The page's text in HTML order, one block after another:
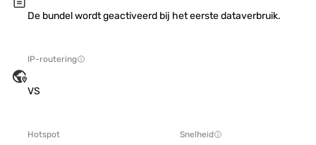
De bundel wordt geactiveerd bij het eerste dataverbruik.
IP-routering
VS
Hotspot Snelheid